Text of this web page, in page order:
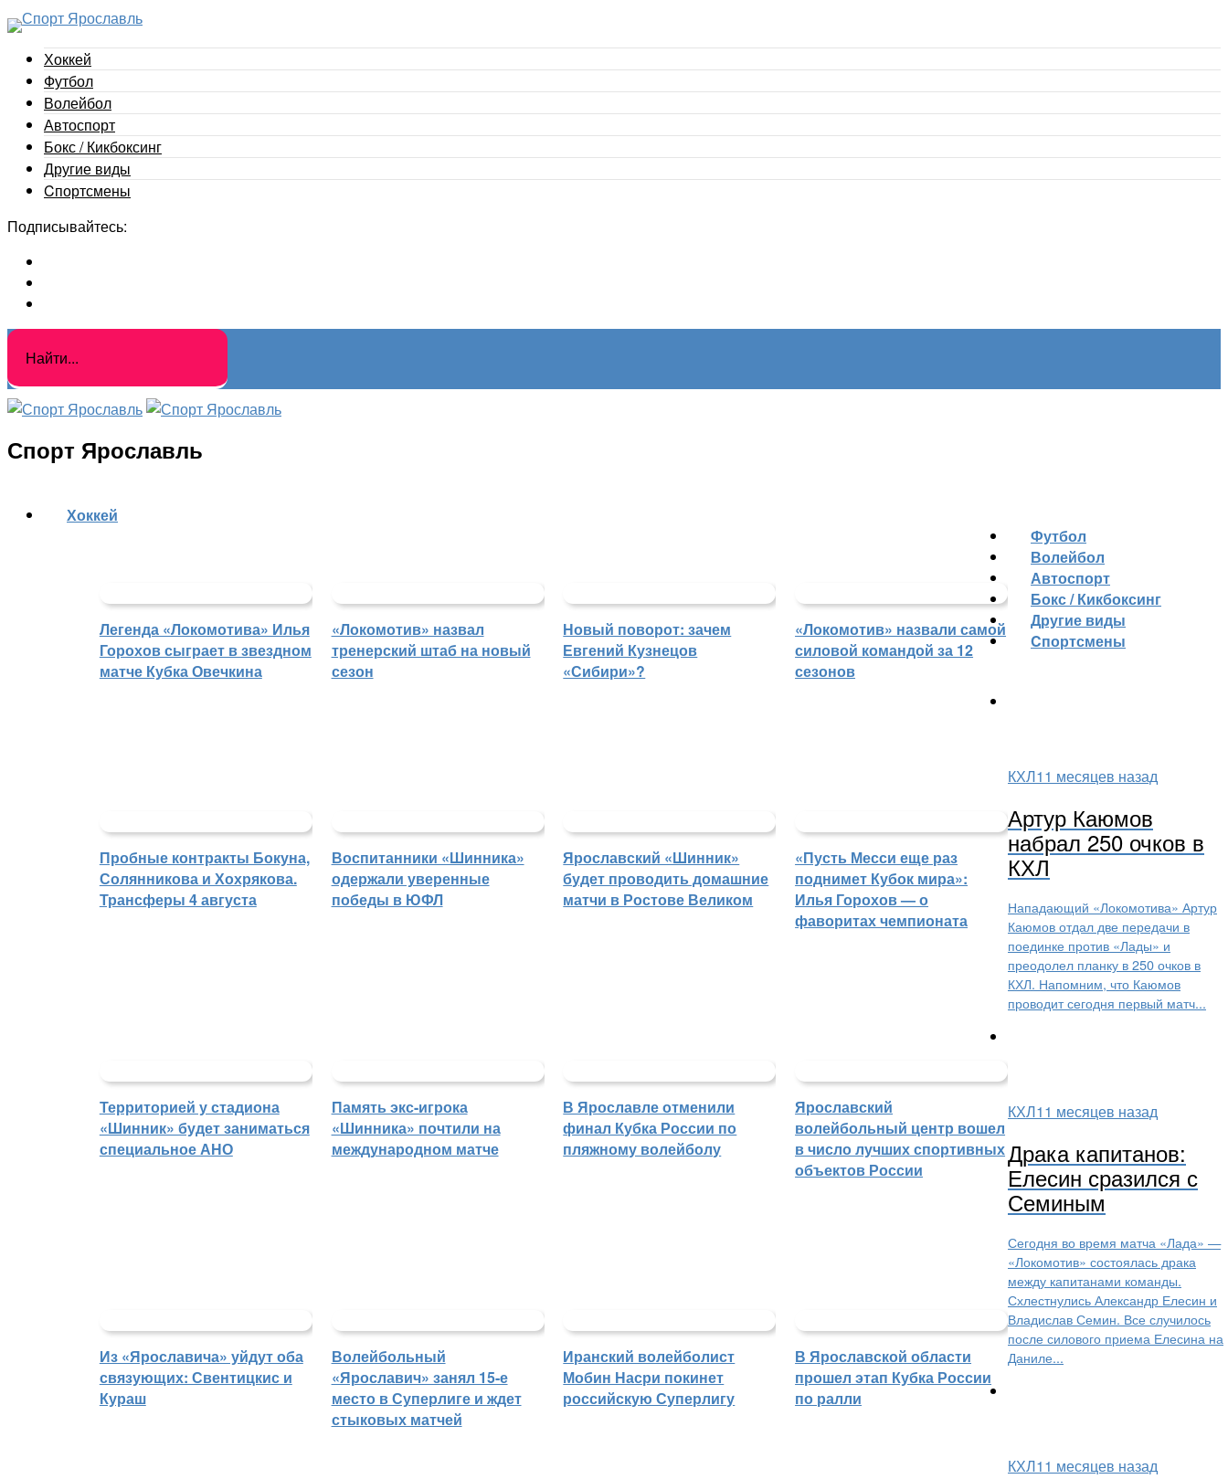
Хоккей
Футбол
Волейбол
Автоспорт
Бокс / Кикбоксинг
Другие виды
Cпортсмены
Подписывайтесь:
Спорт Ярославль
Хоккей
Легенда «Локомотива» Илья
Горохов сыграет в звездном
матче Кубка Овечкина
«Локомотив» назвал
тренерский штаб на новый
сезон
Новый поворот: зачем
Евгений Кузнецов
«Сибири»?
«Локомотив» назвали самой
силовой командой за 12
сезонов
Пробные контракты Бокуна,
Солянникова и Хохрякова.
Трансферы 4 августа
Футбол
Воспитанники «Шинника»
одержали уверенные
победы в ЮФЛ
Ярославский «Шинник»
будет проводить домашние
матчи в Ростове Великом
«Пусть Месси еще раз
поднимет Кубок мира»:
Илья Горохов — о
фаворитах чемпионата
Территорией у стадиона
«Шинник» будет заниматься
специальное АНО
Память экс-игрока
«Шинника» почтили на
международном матче
Волейбол
В Ярославле отменили
финал Кубка России по
пляжному волейболу
Ярославский
волейбольный центр вошел
в число лучших спортивных
объектов России
Из «Ярославича» уйдут оба
связующих: Свентицкис и
Кураш
Волейбольный
«Ярославич» занял 15-е
место в Суперлиге и ждет
стыковых матчей
Иранский волейболист
Мобин Насри покинет
российскую Суперлигу
Автоспорт
В Ярославской области
прошел этап Кубка России
по ралли
Бокс / Кикбоксинг
Другие виды
Cпортсмены
КХЛ11 месяцев назад
Артур Каюмов
набрал 250 очков в
КХЛ
Нападающий «Локомотива» Артур
Каюмов отдал две передачи в
поединке против «Лады» и
преодолел планку в 250 очков в
КХЛ. Напомним, что Каюмов
проводит сегодня первый матч...
КХЛ11 месяцев назад
Драка капитанов:
Елесин сразился с
Семиным
Сегодня во время матча «Лада» —
«Локомотив» состоялась драка
между капитанами команды.
Схлестнулись Александр Елесин и
Владислав Семин. Все случилось
после силового приема Елесина на
Даниле...
КХЛ11 месяцев назад